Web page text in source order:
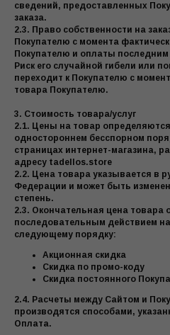
сведений, предоставленных
заказа.
2.3. Право собственности на
Покупателю с момента
Покупателю и оплаты
Риск его случайной гибели или
переходит к Покупателю с
товара Покупателю.
3. Стоимость товара/услуг
2.1. Цены на товар
одностороннем бесспорном
страницах интернет-магазина,
адресу tadellos.store
2.2. Цена товара указывается в
Федерации и может быть
степень.
2.3. Окончательная цена товара
последовательным действием
следующему порядку:
Акционная скидка
Скидка по промо-коду
Скидка постоянного
2.4. Расчеты между Сайтом и
производятся способами,
Оплата.